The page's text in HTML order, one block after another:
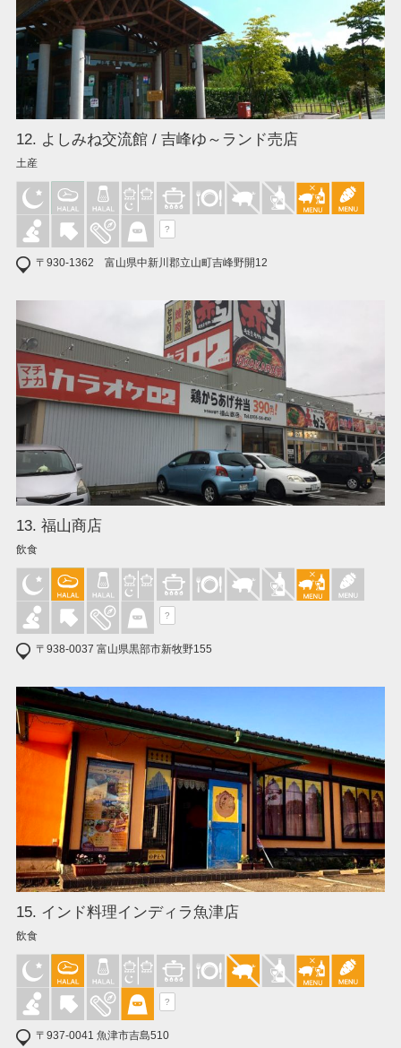
12. よしみね交流館 / 吉峰ゆ～ランド売店
土産
?
〒930-1362 富山県中新川郡立山町吉峰野開12
13. 福山商店
飲食
?
〒938-0037 富山県黒部市新牧野155
15. インド料理インディラ魚津店
飲食
?
〒937-0041 魚津市吉島510